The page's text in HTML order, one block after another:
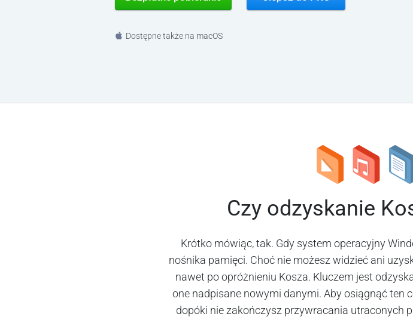
Dostępne także na macOS
Czy odzyskanie
Krótko mówiąc, tak. Gdy system operacyjny
nośnika pamięci. Choć nie możesz widzieć ani
nawet po opróżnieniu Kosza. Kluczem jest
one nadpisane nowymi danymi. Aby osiągnąć ten
dopóki nie zakończysz przywracania utraconych